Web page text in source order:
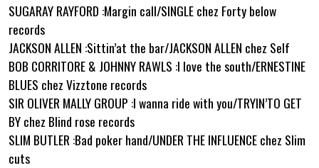
SUGARAY RAYFORD :Margin call/SINGLE chez Forty below
records
JACKSON ALLEN :Sittin’at the bar/JACKSON ALLEN chez Self
BOB CORRITORE & JOHNNY RAWLS :I love the south/ERNESTINE
BLUES chez Vizztone records
SIR OLIVER MALLY GROUP :I wanna ride with you/TRYIN’TO GET
BY chez Blind rose records
SLIM BUTLER :Bad poker hand/UNDER THE INFLUENCE chez Slim
cuts